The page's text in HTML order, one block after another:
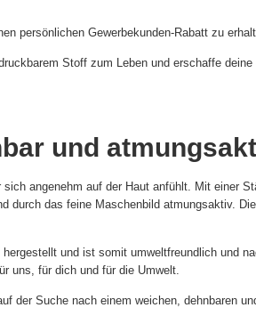
persönlichen Gewerbekunden-Rabatt zu
Stoff zum Leben und erschaffe
und
angenehm auf der Haut anfühlt. Mit einer
durch das feine Maschenbild atmungsaktiv.
und ist somit umweltfreundlich und
uns, für dich und für die Umwelt.
der Suche nach einem weichen, dehnbaren